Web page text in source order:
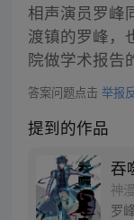
相声演员罗峰
渡镇的罗峰，
院做学术报告
答案问题点击 举报
提到的作品
吞
神
罗